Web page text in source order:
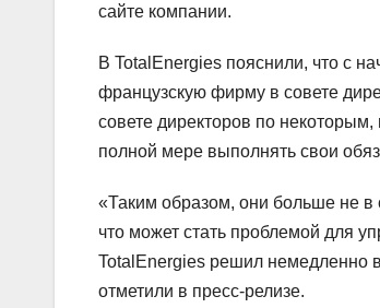
сайте компании.
В TotalEnergies пояснили, что с
французскую фирму в совете
совете директоров по
полной мере выполнять свои
«Таким образом, они больше не в
что может стать проблемой для
TotalEnergies решил немедленно
отметили в пресс-релизе.